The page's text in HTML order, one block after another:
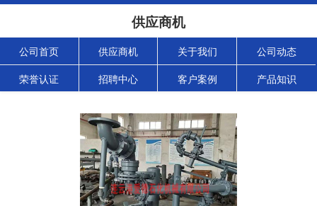
供应商机
公司首页 供应商机 关于我们 公司动态
荣誉认证 招聘中心 客户案例 产品知识